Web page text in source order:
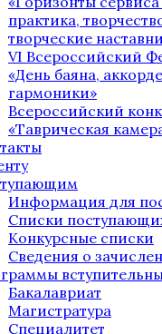
практика,
творческие
VI Всероссийский
«День баяна,
гармоники»
Всероссийский
«Таврическая
Информация для
Списки
Конкурсные списки
Сведения о
Бакалавриат
Магистратура
Специалитет